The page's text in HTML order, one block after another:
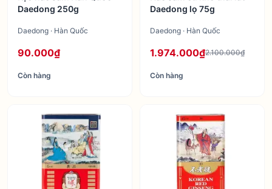
Daedong 250g
Daedong · Hàn Quốc
90.000₫
Còn hàng
Daedong lọ 75g
Daedong · Hàn Quốc
1.974.000₫2.100.000₫
Còn hàng